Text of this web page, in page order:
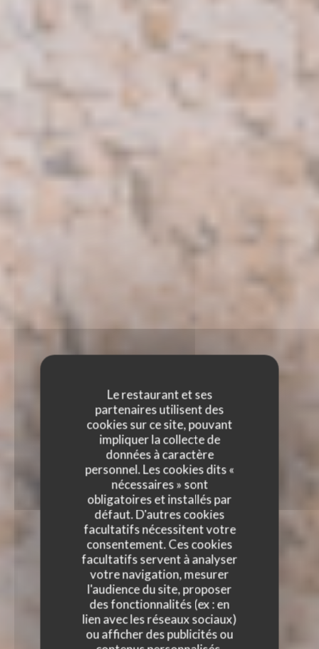
Le restaurant et ses
partenaires utilisent des
cookies sur ce site, pouvant
impliquer la collecte de
données à caractère
personnel. Les cookies dits «
nécessaires » sont
obligatoires et installés par
défaut. D'autres cookies
facultatifs nécessitent votre
consentement. Ces cookies
facultatifs servent à analyser
votre navigation, mesurer
l'audience du site, proposer
des fonctionnalités (ex : en
lien avec les réseaux sociaux)
ou afficher des publicités ou